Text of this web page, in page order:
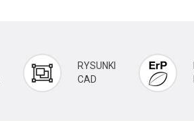
RYSUNKI
CAD